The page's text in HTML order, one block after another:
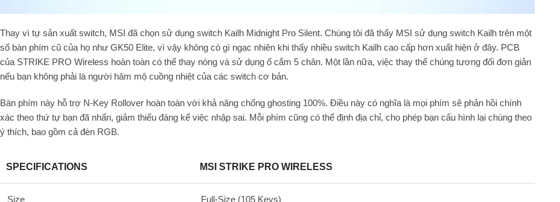
Thay vì tự sản xuất switch, MSI đã chọn sử dụng switch Kailh Midnight Pro Silent. Chúng tôi đã thấy MSI sử dụng switch Kailh trên một
số bàn phím cũ của họ như GK50 Elite, vì vậy không có gì ngạc nhiên khi thấy nhiều switch Kailh cao cấp hơn xuất hiện ở đây. PCB
của STRIKE PRO Wireless hoàn toàn có thể thay nóng và sử dụng ổ cắm 5 chân. Một lần nữa, việc thay thế chúng tương đối đơn giản
nếu bạn không phải là người hâm mộ cuồng nhiệt của các switch cơ bản.
Bàn phím này hỗ trợ N-Key Rollover hoàn toàn với khả năng chống ghosting 100%. Điều này có nghĩa là mọi phím sẽ phản hồi chính
xác theo thứ tự bạn đã nhấn, giảm thiểu đáng kể việc nhập sai. Mỗi phím cũng có thể định địa chỉ, cho phép bạn cấu hình lại chúng theo
ý thích, bao gồm cả đèn RGB.
SPECIFICATIONS MSI STRIKE PRO WIRELESS
Size Full-Size (105 Keys)